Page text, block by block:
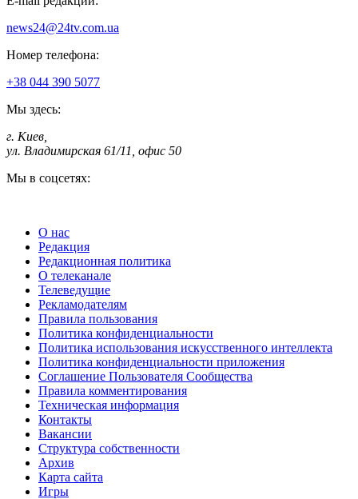
news24@24tv.com.ua
Номер телефона:
+38 044 390 5077
Мы здесь:
г. Киев
ул. Владимирская 61/11, офис 50
Мы в соцсетях:
О нас
Редакция
Редакционная политика
О телеканале
Телеведущие
Рекламодателям
Правила пользования
Политика конфиденциальности
Политика использования искусственного интеллекта
Политика конфиденциальности приложения
Соглашение Пользователя Сообщества
Правила комментирования
Техническая информация
Контакты
Вакансии
Структура собственности
Архив
Карта сайта
Игры